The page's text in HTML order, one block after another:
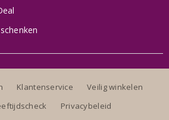
Klantenservice
Veilig winkelen
Privacybeleid